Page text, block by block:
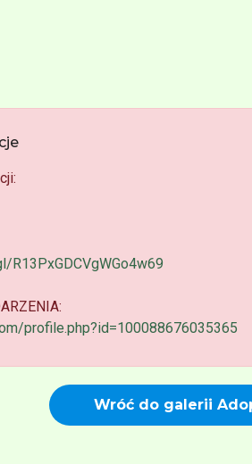
R13PxGDCVgWGo4w69
profile.php?id=100088676035365
Wróć do galerii